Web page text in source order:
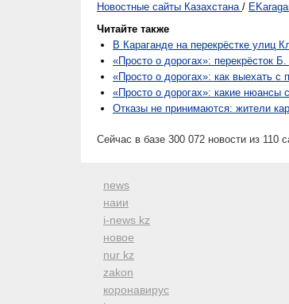
Новостные сайты Казахстана /
Читайте также
В Караганде на перекрёстке улиц
«Просто о дорогах»: перекрёсток
«Просто о дорогах»: как выехать
«Просто о дорогах»: какие нюансы
Отказы не принимаются: жители
Сейчас в базе 300 072 новости из 110
news
наии
i-news kz
новое
nur kz
zakon
коронавирус